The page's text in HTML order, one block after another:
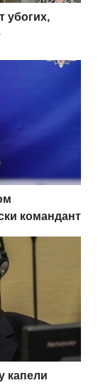
убогих,
командант
капели